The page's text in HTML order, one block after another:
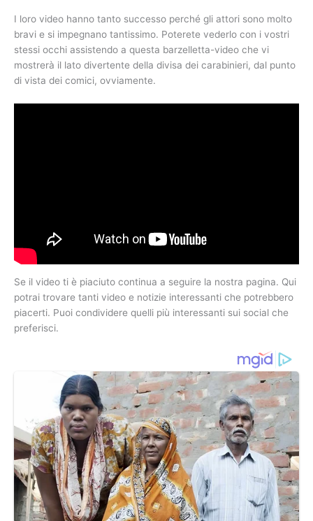
I loro video hanno tanto successo perché gli attori sono molto
bravi e si impegnano tantissimo. Poterete vederlo con i vostri
stessi occhi assistendo a questa barzelletta-video che vi
mostrerà il lato divertente della divisa dei carabinieri, dal punto
di vista dei comici, ovviamente.
Se il video ti è piaciuto continua a seguire la nostra pagina. Qui
potrai trovare tanti video e notizie interessanti che potrebbero
piacerti. Puoi condividere quelli più interessanti sui social che
preferisci.